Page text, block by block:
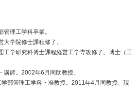
理工学科卒業。
学院修士課程修了。
工学研究科博士課程経営工学専攻修了。博士（工
師。2002年6月同助教授。
部管理工学科・准教授。2011年4月同教授、現